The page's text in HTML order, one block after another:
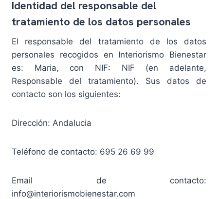
Identidad del responsable del
tratamiento de los datos personales
El responsable del tratamiento de los datos
personales recogidos en Interiorismo Bienestar
es: Maria, con NIF: NIF (en adelante,
Responsable del tratamiento). Sus datos de
contacto son los siguientes:
Dirección: Andalucia
Teléfono de contacto: 695 26 69 99
Email de contacto:
info@interiorismobienestar.com